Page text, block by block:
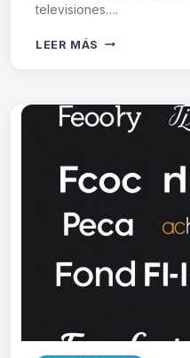
televisiones….
LEER MÁS DISEÑO
PRÁCTICAS
Y